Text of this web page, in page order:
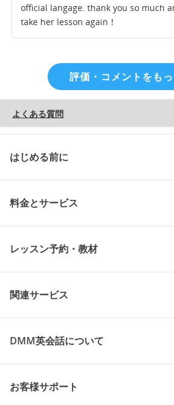
official langage. thank you so much
take her lesson again！
評価・コメントをも
よくある質問
はじめる前に
料金とサービス
レッスン予約・教材
関連サービス
DMM英会話について
お客様サポート